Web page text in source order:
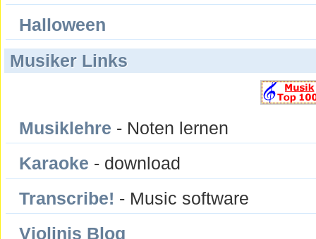
Halloween
Musiker Links
Musiklehre - Noten lernen
Karaoke - download
Transcribe! - Music software
Violinis Blog